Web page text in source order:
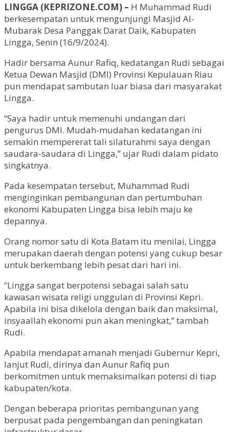
LINGGA (KEPRIZONE.COM) – H Muhammad Rudi
berkesempatan untuk mengunjungi Masjid Al-
Mubarak Desa Panggak Darat Daik, Kabupaten
Lingga, Senin (16/9/2024).
Hadir bersama Aunur Rafiq, kedatangan Rudi sebagai
Ketua Dewan Masjid (DMI) Provinsi Kepulauan Riau
pun mendapat sambutan luar biasa dari masyarakat
Lingga.
“Saya hadir untuk memenuhi undangan dari
pengurus DMI. Mudah-mudahan kedatangan ini
semakin mempererat tali silaturahmi saya dengan
saudara-saudara di Lingga,” ujar Rudi dalam pidato
singkatnya.
Pada kesempatan tersebut, Muhammad Rudi
menginginkan pembangunan dan pertumbuhan
ekonomi Kabupaten Lingga bisa lebih maju ke
depannya.
Orang nomor satu di Kota Batam itu menilai, Lingga
merupakan daerah dengan potensi yang cukup besar
untuk berkembang lebih pesat dari hari ini.
“Lingga sangat berpotensi sebagai salah satu
kawasan wisata religi unggulan di Provinsi Kepri.
Apabila ini bisa dikelola dengan baik dan maksimal,
insyaallah ekonomi pun akan meningkat,” tambah
Rudi.
Apabila mendapat amanah menjadi Gubernur Kepri,
lanjut Rudi, dirinya dan Aunur Rafiq pun
berkomitmen untuk memaksimalkan potensi di tiap
kabupaten/kota.
Dengan beberapa prioritas pembangunan yang
berpusat pada pengembangan dan peningkatan